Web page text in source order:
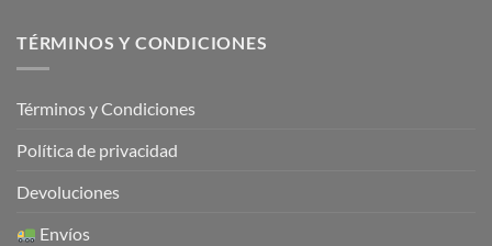
TÉRMINOS Y CONDICIONES
Términos y Condiciones
Política de privacidad
Devoluciones
Envíos